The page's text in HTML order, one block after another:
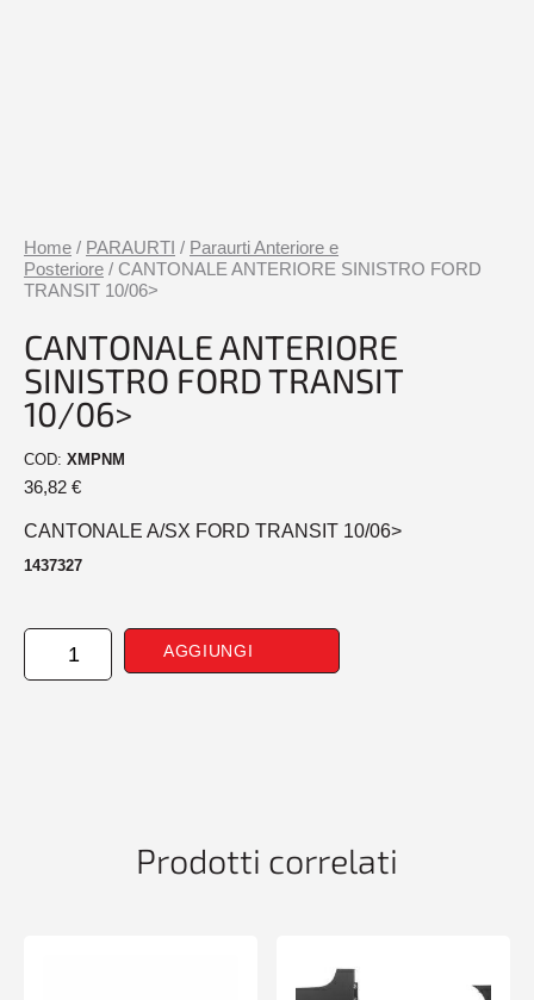
Home / PARAURTI / Paraurti Anteriore e
Posteriore / CANTONALE ANTERIORE SINISTRO FORD
TRANSIT 10/06>
CANTONALE ANTERIORE
SINISTRO FORD TRANSIT
10/06>
COD: XMPNM
36,82 €
CANTONALE A/SX FORD TRANSIT 10/06>
1437327
CANTONALE
ANTERIORE
AGGIUNGI
Prodotti correlati